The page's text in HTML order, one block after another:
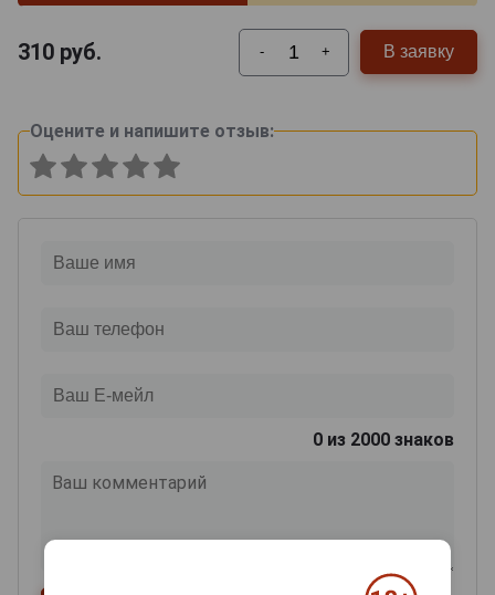
310 руб. - + В заявку
Оцените и напишите отзыв:
0 из 2000 знаков